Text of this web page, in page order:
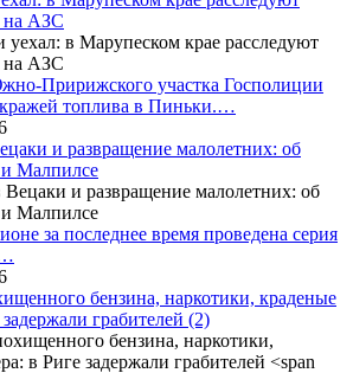
на АЗС
Пририжского участка Госполиции
кражей топлива в Пиньки.…
и развращение малолетних: об
и Малпилсе
за последнее время проведена серия
бензина, наркотики, краденые
грабителей (2)